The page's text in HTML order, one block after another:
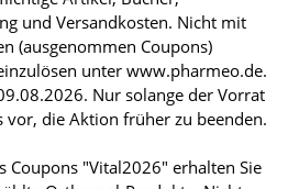
und Versandkosten. Nicht mit
(ausgenommen Coupons)
unter www.pharmeo.de.
Nur solange der Vorrat
vor, die Aktion früher zu beenden.
Coupons "Vital2026" erhalten Sie